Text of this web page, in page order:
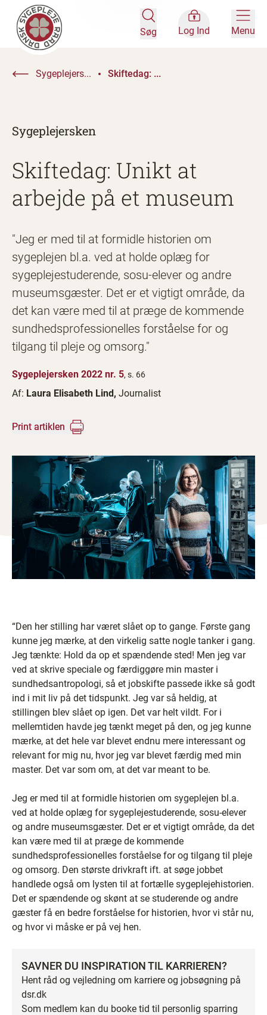
Søg Log Ind Menu
Sygeplejers... Skiftedag: ...
Sygeplejersken
Skiftedag: Unikt at
arbejde på et museum
"Jeg er med til at formidle historien om
sygeplejen bl.a. ved at holde oplæg for
sygeplejestuderende, sosu-elever og andre
museumsgæster. Det er et vigtigt område, da
det kan være med til at præge de kommende
sundhedsprofessionelles forståelse for og
tilgang til pleje og omsorg."
Sygeplejersken 2022 nr. 5, s. 66
Af: Laura Elisabeth Lind, Journalist
Print artiklen
“Den her stilling har været slået op to gange. Første gang
kunne jeg mærke, at den virkelig satte nogle tanker i gang.
Jeg tænkte: Hold da op et spændende sted! Men jeg var
ved at skrive speciale og færdiggøre min master i
sundhedsantropologi, så et jobskifte passede ikke så godt
ind i mit liv på det tidspunkt. Jeg var så heldig, at
stillingen blev slået op igen. Det var helt vildt. For i
mellemtiden havde jeg tænkt meget på den, og jeg kunne
mærke, at det hele var blevet endnu mere interessant og
relevant for mig nu, hvor jeg var blevet færdig med min
master. Det var som om, at det var meant to be.
Jeg er med til at formidle historien om sygeplejen bl.a.
ved at holde oplæg for sygeplejestuderende, sosu-elever
og andre museumsgæster. Det er et vigtigt område, da det
kan være med til at præge de kommende
sundhedsprofessionelles forståelse for og tilgang til pleje
og omsorg. Den største drivkraft ift. at søge jobbet
handlede også om lysten til at fortælle sygeplejehistorien.
Det er spændende og skønt at se studerende og andre
gæster få en bedre forståelse for historien, hvor vi står nu,
og hvor vi måske er på vej hen.
SAVNER DU INSPIRATION TIL KARRIEREN?
Hent råd og vejledning om karriere og jobsøgning på
dsr.dk
Som medlem kan du booke tid til personlig sparring